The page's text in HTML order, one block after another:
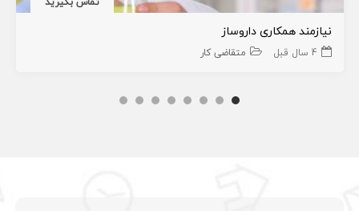
نیازمند همکاری داروساز
4 سال قبل متقاضی کار